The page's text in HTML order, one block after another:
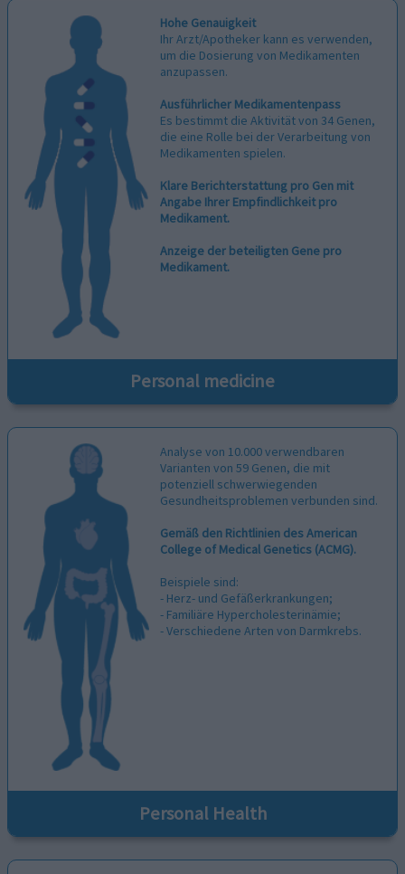
Hohe Genauigkeit
Ihr Arzt/Apotheker kann es verwenden,
um die Dosierung von Medikamenten
anzupassen.
Ausführlicher Medikamentenpass
Es bestimmt die Aktivität von 34 Genen,
die eine Rolle bei der Verarbeitung von
Medikamenten spielen.
Klare Berichterstattung pro Gen mit
Angabe Ihrer Empfindlichkeit pro
Medikament.
Anzeige der beteiligten Gene pro
Medikament.
Personal medicine
Analyse von 10.000 verwendbaren
Varianten von 59 Genen, die mit
potenziell schwerwiegenden
Gesundheitsproblemen verbunden sind.
Gemäß den Richtlinien des American
College of Medical Genetics (ACMG).
Beispiele sind:
- Herz- und Gefäßerkrankungen;
- Familiäre Hypercholesterinämie;
- Verschiedene Arten von Darmkrebs.
Personal Health